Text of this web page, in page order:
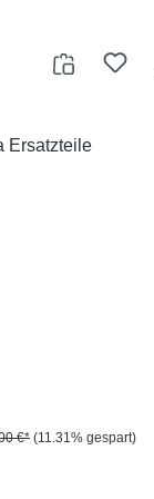
Ersatzteile
€* (11.31% gespart)